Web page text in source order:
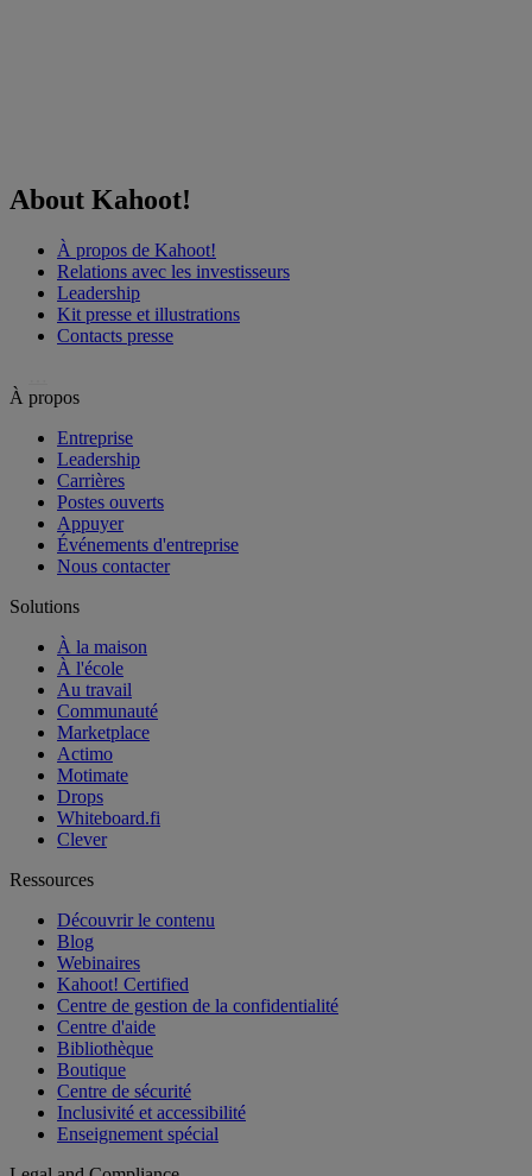
About Kahoot!
À propos de Kahoot!
Relations avec les investisseurs
Leadership
Kit presse et illustrations
Contacts presse
À propos
Entreprise
Leadership
Carrières
Postes ouverts
Appuyer
Événements d'entreprise
Nous contacter
Solutions
À la maison
À l'école
Au travail
Communauté
Marketplace
Actimo
Motimate
Drops
Whiteboard.fi
Clever
Ressources
Découvrir le contenu
Blog
Webinaires
Kahoot! Certified
Centre de gestion de la confidentialité
Centre d'aide
Bibliothèque
Boutique
Centre de sécurité
Inclusivité et accessibilité
Enseignement spécial